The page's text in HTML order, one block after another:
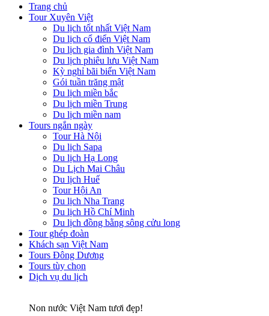
Trang chủ
Tour Xuyên Việt
Du lịch tốt nhất Việt Nam
Du lịch cổ điển Việt Nam
Du lịch gia đình Việt Nam
Du lịch phiêu lưu Việt Nam
Kỳ nghỉ bãi biển Việt Nam
Gói tuần trăng mật
Du lịch miền bắc
Du lịch miền Trung
Du lịch miền nam
Tours ngắn ngày
Tour Hà Nội
Du lịch Sapa
Du lịch Hạ Long
Du Lịch Mai Châu
Du lịch Huế
Tour Hội An
Du lịch Nha Trang
Du lịch Hồ Chí Minh
Du lịch đồng bằng sông cửu long
Tour ghép đoàn
Khách sạn Việt Nam
Tours Đông Dương
Tours tùy chọn
Dịch vụ du lịch
Non nước Việt Nam tươi đẹp!